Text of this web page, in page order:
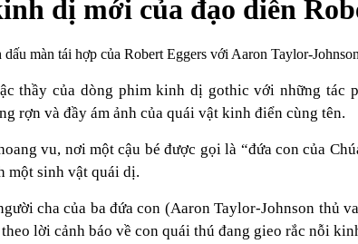
dị mới của đạo diễn
màn tái hợp của Robert Eggers với Aaron Taylor-
thầy của dòng phim kinh dị gothic với những tác
rợn và đầy ám ảnh của quái vật kinh điển cùng tên.
vu, nơi một cậu bé được gọi là “đứa con của
một sinh vật quái dị.
cha của ba đứa con (Aaron Taylor-Johnson thủ
lời cảnh báo về con quái thú đang gieo rắc nỗi